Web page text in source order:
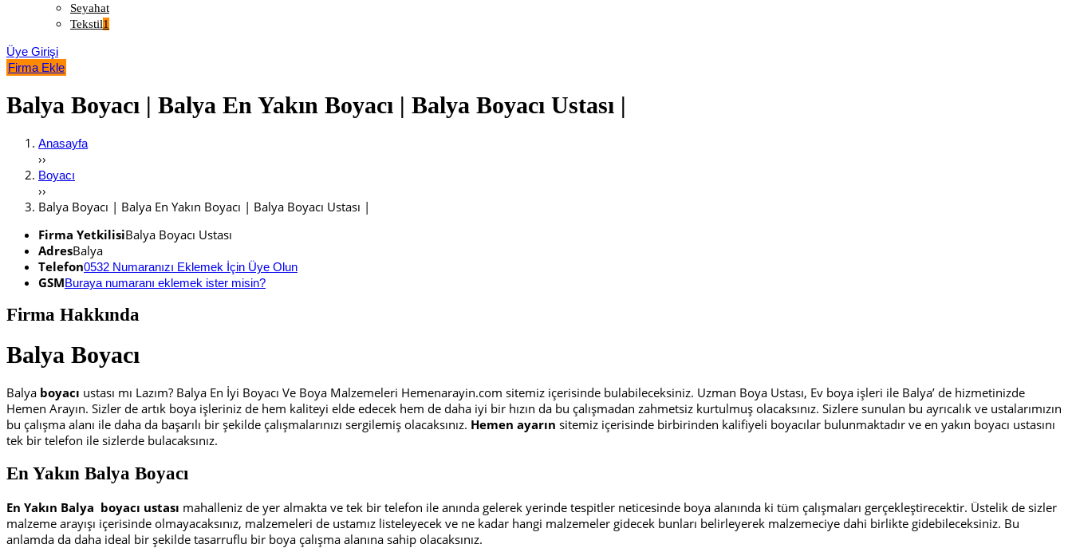
Seyahat
Tekstil1
Üye Girişi
Firma Ekle
Balya Boyacı | Balya En Yakın Boyacı | Balya Boyacı Ustası |
Anasayfa
››
Boyacı
››
Balya Boyacı | Balya En Yakın Boyacı | Balya Boyacı Ustası |
Firma YetkilisiBalya Boyacı Ustası
AdresBalya
Telefon0532 Numaranızı Eklemek İçin Üye Olun
GSMBuraya numaranı eklemek ister misin?
Firma Hakkında
Balya Boyacı
Balya boyacı ustası mı Lazım? Balya En İyi Boyacı Ve Boya Malzemeleri Hemenarayin.com sitemiz içerisinde bulabileceksiniz. Uzman Boya Ustası, Ev boya işleri ile Balya’ de hizmetinizde
Hemen Arayın. Sizler de artık boya işleriniz de hem kaliteyi elde edecek hem de daha iyi bir hızın da bu çalışmadan zahmetsiz kurtulmuş olacaksınız. Sizlere sunulan bu ayrıcalık ve ustalarımızın
bu çalışma alanı ile daha da başarılı bir şekilde çalışmalarınızı sergilemiş olacaksınız. Hemen ayarın sitemiz içerisinde birbirinden kalifiyeli boyacılar bulunmaktadır ve en yakın boyacı ustasını
tek bir telefon ile sizlerde bulacaksınız.
En Yakın Balya Boyacı
En Yakın Balya boyacı ustası mahalleniz de yer almakta ve tek bir telefon ile anında gelerek yerinde tespitler neticesinde boya alanında ki tüm çalışmaları gerçekleştirecektir. Üstelik de sizler
malzeme arayışı içerisinde olmayacaksınız, malzemeleri de ustamız listeleyecek ve ne kadar hangi malzemeler gidecek bunları belirleyerek malzemeciye dahi birlikte gidebileceksiniz. Bu
anlamda da daha ideal bir şekilde tasarruflu bir boya çalışma alanına sahip olacaksınız.